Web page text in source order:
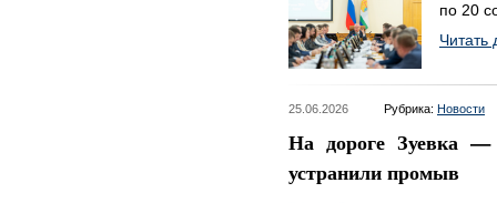
по 20
Читать
25.06.2026 Рубрика: Новости
На дороге Зуевка
устранили промыв